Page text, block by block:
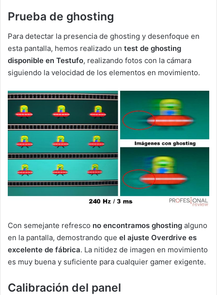
Prueba de ghosting
Para detectar la presencia de ghosting y desenfoque en
esta pantalla, hemos realizado un test de ghosting
disponible en Testufo, realizando fotos con la cámara
siguiendo la velocidad de los elementos en movimiento.
Con semejante refresco no encontramos ghosting alguno
en la pantalla, demostrando que el ajuste Overdrive es
excelente de fábrica. La nitidez de imagen en movimiento
es muy buena y suficiente para cualquier gamer exigente.
Calibración del panel